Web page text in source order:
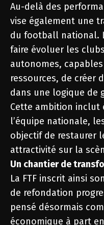
Au-delà des
vise également une
du football national.
faire évoluer les
autonomes,
ressources, de créer
dans une logique de
Cette ambition inclut
l’équipe nationale,
objectif de restaurer
attractivité sur la
Un chantier de
La FTF inscrit ainsi
de refondation
pensé désormais
économique à part